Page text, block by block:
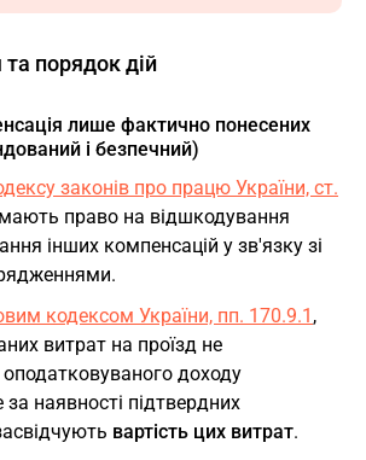
порядок дій
лише фактично понесених
і безпечний)
законів про працю України, ст.
право на відшкодування
інших компенсацій у зв'язку зі
кодексом України, пп. 170.9.1 ,
витрат на проїзд не
доходу
наявності підтвердних
вартість цих витрат.